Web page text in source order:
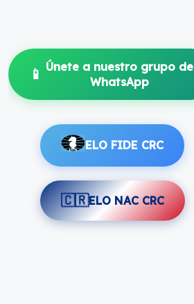
📱 Únete a nuestro grupo de
WhatsApp
ELO FIDE CRC
🇨🇷ELO NAC CRC